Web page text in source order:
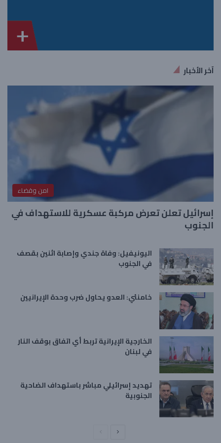
آخر الأخبار
امن وقضاء
إسرائيل تعلن تعرض مركبة عسكرية للاستهداف في
الجنوب
اليونيفيل: وفاة جندي وإصابة اثنين بقصف
في الجنوب
خامنئي: العدو يحاول ضرب وحدة الإيرانيين
الخارجية الإيرانية تربط أي اتفاق بوقف النار
في لبنان
تهديد إسرائيلي مباشر باستهداف الضاحية
الجنوبية